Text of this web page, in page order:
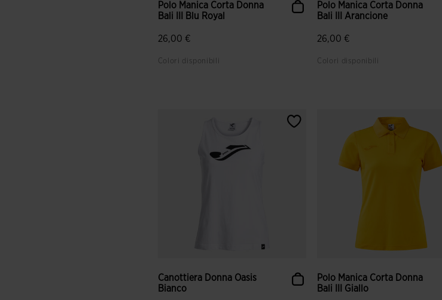
Polo Manica Corta Donna
Bali III Blu Royal
26,00 €
Colori disponibili
Polo Manica Corta Donna
Bali III Arancione
26,00 €
Colori disponibili
Canottiera Donna Oasis
Bianco
Polo Manica Corta Donna
Bali III Giallo